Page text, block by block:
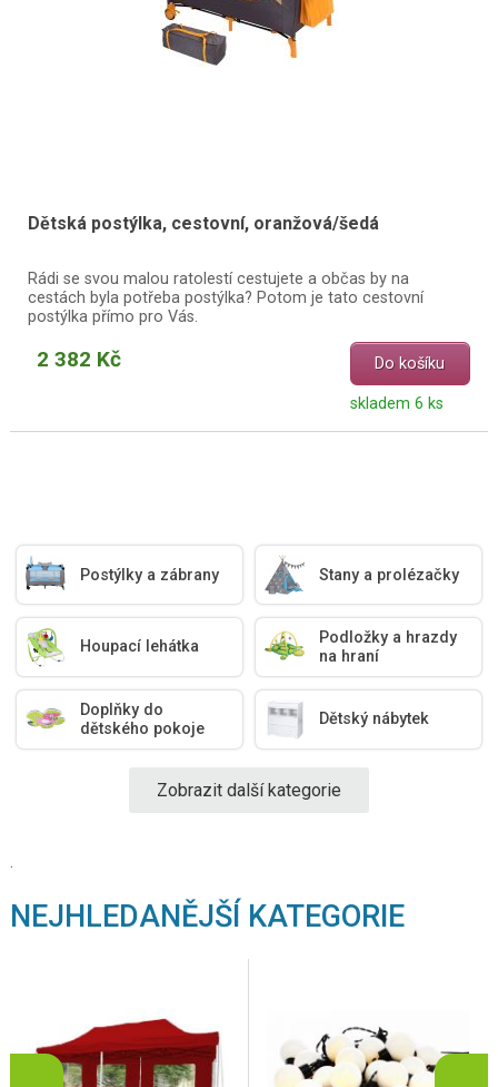
Dětská postýlka, cestovní, oranžová/šedá
Rádi se svou malou ratolestí cestujete a občas by na
cestách byla potřeba postýlka? Potom je tato cestovní
postýlka přímo pro Vás.
2 382 Kč Do košíku
skladem 6 ks
Postýlky a zábrany Stany a prolézačky
Houpací lehátka
Podložky a hrazdy
na hraní
Doplňky do
dětského pokoje
Dětský nábytek
Zobrazit další kategorie
NEJHLEDANĚJŠÍ KATEGORIE